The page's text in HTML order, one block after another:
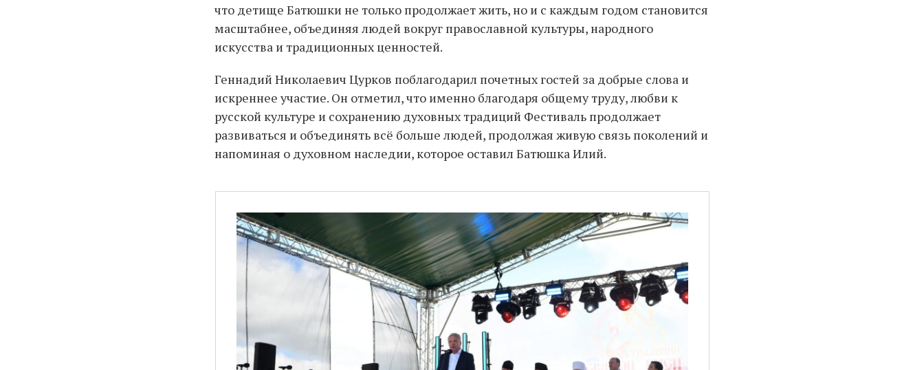
что детище Батюшки не только продолжает жить, но и с каждым годом становится
масштабнее, объединяя людей вокруг православной культуры, народного
искусства и традиционных ценностей.
Геннадий Николаевич Цурков поблагодарил почетных гостей за добрые слова и
искреннее участие. Он отметил, что именно благодаря общему труду, любви к
русской культуре и сохранению духовных традиций Фестиваль продолжает
развиваться и объединять всё больше людей, продолжая живую связь поколений и
напоминая о духовном наследии, которое оставил Батюшка Илий.